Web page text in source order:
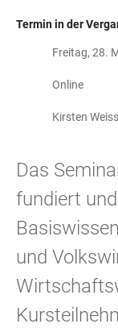
Termin in der
Freitag, 28.
Online
Kirsten
Das
fundiert
und